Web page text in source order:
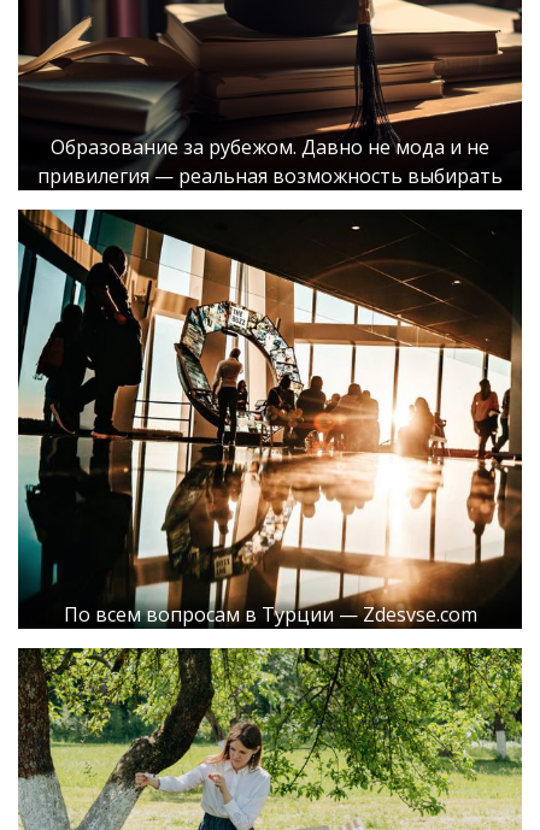
Образование за рубежом. Давно не мода и не
привилегия — реальная возможность выбирать
По всем вопросам в Турции — Zdesvse.com